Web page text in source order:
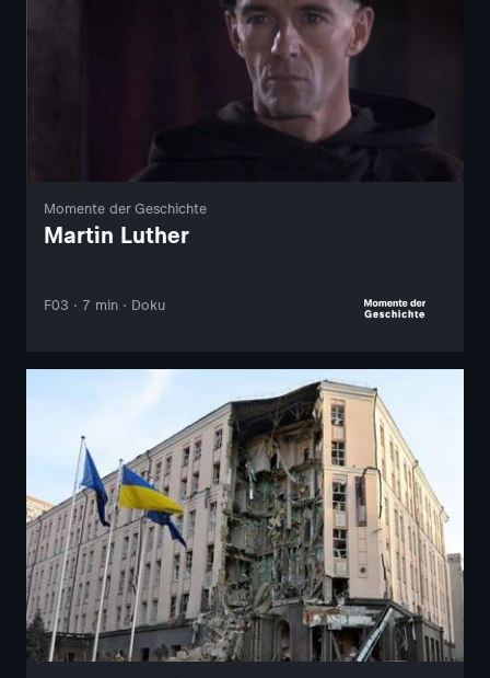
Momente der Geschichte
Martin Luther
F03 · 7 min · Doku